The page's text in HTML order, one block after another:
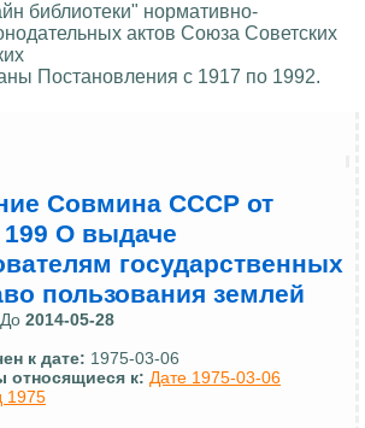
библиотеки" нормативно-
актов Союза Советских
Постановления с 1917 по 1992.
Совмина СССР от
199 О выдаче
государственных
пользования землей
До 2014-05-28
к дате: 1975-03-06
относящиеся к: Дате 1975-03-06
1975